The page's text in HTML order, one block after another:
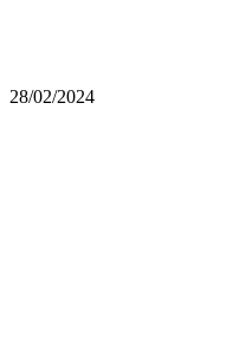
28/02/2024